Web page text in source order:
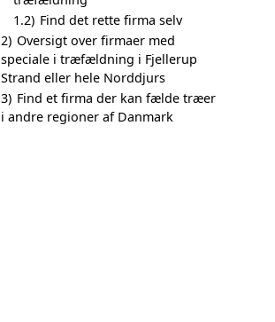
1.2) Find det rette firma selv
2) Oversigt over firmaer med
speciale i træfældning i Fjellerup
Strand eller hele Norddjurs
3) Find et firma der kan fælde træer
i andre regioner af Danmark